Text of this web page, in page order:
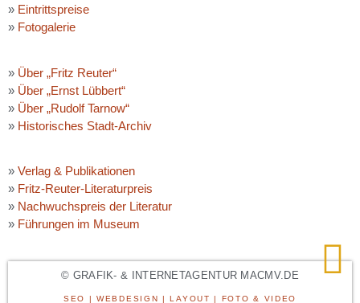
» Eintrittspreise
» Fotogalerie
» Über „Fritz Reuter“
» Über „Ernst Lübbert“
» Über „Rudolf Tarnow“
» Historisches Stadt-Archiv
» Verlag & Publikationen
» Fritz-Reuter-Literaturpreis
» Nachwuchspreis der Literatur
» Führungen im Museum
© GRAFIK- & INTERNETAGENTUR MACMV.DE
SEO | WEBDESIGN | LAYOUT | FOTO & VIDEO